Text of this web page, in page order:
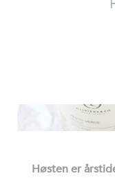
Høsten er